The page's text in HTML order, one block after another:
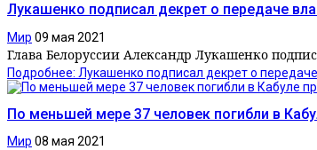
Лукашенко подписал декрет о передаче
Мир 09 мая 2021
Глава Белоруссии Александр Лукашенко
Подробнее: Лукашенко подписал декрет о передаче
По меньшей мере 37 человек погибли в
Мир 08 мая 2021